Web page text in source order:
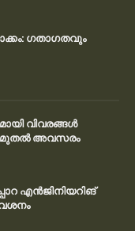
ഗതാഗതവും
വിവരങ്ങള്‍
മുതല്‍ അവസരം
എൻജിനിയറിങ്